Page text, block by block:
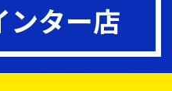
ンター店